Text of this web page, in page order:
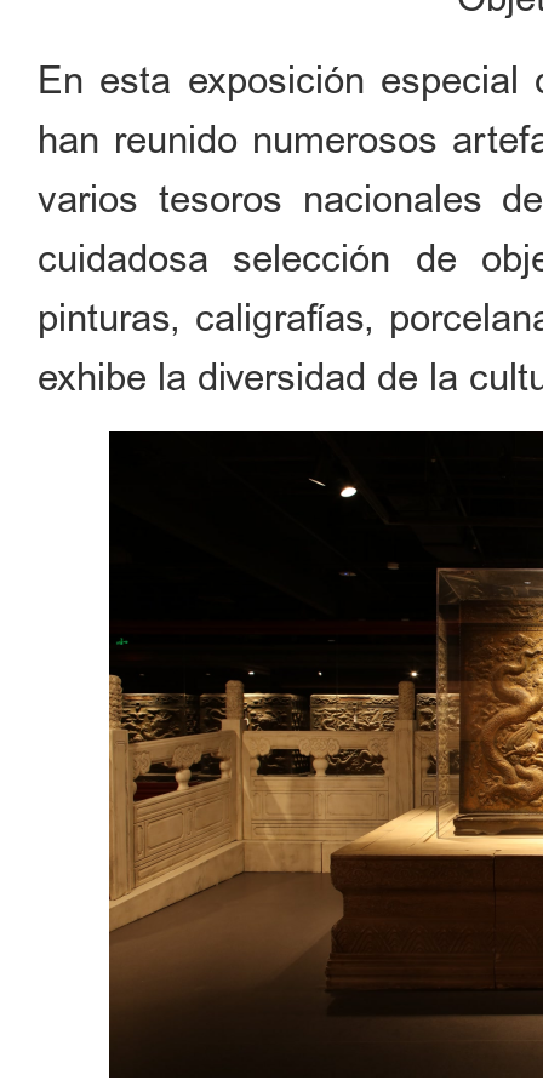
En esta exposición
han reunido numerosos
varios tesoros nacionales
cuidadosa selección de
pinturas, caligrafías,
exhibe la diversidad de la